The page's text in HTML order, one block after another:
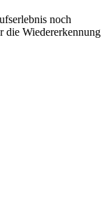
noch
die Wiedererkennung